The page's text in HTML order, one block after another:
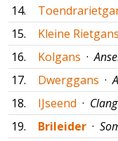
14.
15.
Kleine Rietgans
16.
Kolgans ·
17.
Dwerggans ·
18.
IJseend ·
19.
Brileider ·